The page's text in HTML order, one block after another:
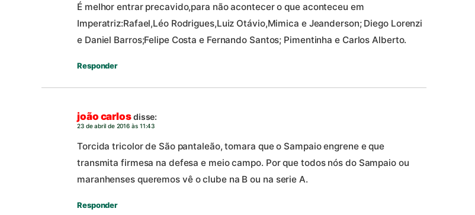
É melhor entrar precavido,para não acontecer o que aconteceu em
Imperatriz:Rafael,Léo Rodrigues,Luiz Otávio,Mimica e Jeanderson; Diego Lorenzi
e Daniel Barros;Felipe Costa e Fernando Santos; Pimentinha e Carlos Alberto.
Responder
joão carlosdisse:
23 de abril de 2016 às 11:43
Torcida tricolor de São pantaleão, tomara que o Sampaio engrene e que
transmita firmesa na defesa e meio campo. Por que todos nós do Sampaio ou
maranhenses queremos vê o clube na B ou na serie A.
Responder